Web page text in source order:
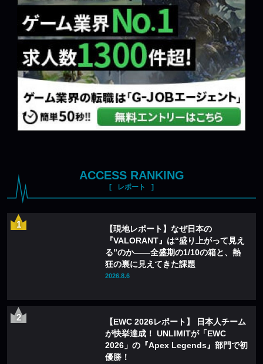
ACCESS RANKING
レポート
【現地レポート】なぜ日本の
『VALORANT』は“盛り上がって見え
る”のか——全盛期の1/10の箱と、熱
狂の裏に見えてきた課題
2026.8.6
【EWC 2026レポート】 日本人チーム
が快挙達成！ UNLIMITが「EWC
2026」の『Apex Legends』部門で初
優勝！